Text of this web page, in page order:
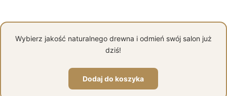
Wybierz jakość naturalnego drewna i odmień swój salon już
dziś!
Dodaj do koszyka